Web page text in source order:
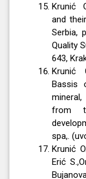
Krunić
and
Serbia,
Quality
643,
Krunić
Bassis
from
spa,.
Krunić
Erić